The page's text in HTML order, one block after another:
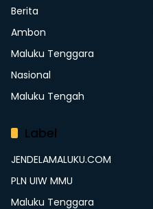
Berita
Ambon
Maluku Tenggara
Nasional
Maluku Tengah
Label
JENDELAMALUKU.COM
PLN UIW MMU
Maluku Tenggara